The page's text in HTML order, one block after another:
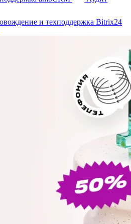
и техподдержка Bitrix24